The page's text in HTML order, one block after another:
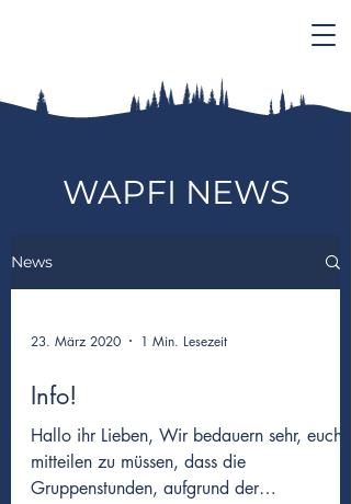
WAPFI NEWS
News
23. März 2020 1 Min. Lesezeit
Info!
Hallo ihr Lieben, Wir bedauern sehr, euch
mitteilen zu müssen, dass die
Gruppenstunden, aufgrund der